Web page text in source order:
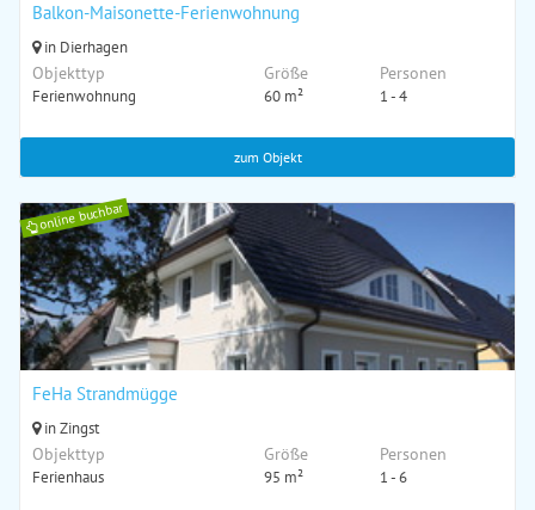
Balkon-Maisonette-Ferienwohnung
in Dierhagen
Objekttyp
Ferienwohnung
Größe
60 m²
Personen
1 - 4
zum Objekt
online buchbar
FeHa Strandmügge
in Zingst
Objekttyp
Ferienhaus
Größe
95 m²
Personen
1 - 6